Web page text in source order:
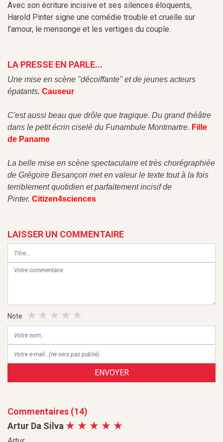
Avec son écriture incisive et ses silences éloquents,
Harold Pinter signe une comédie trouble et cruelle sur
l’amour, le mensonge et les vertiges du couple.
LA PRESSE EN PARLE...
Une mise en scène "décoiffante" et de jeunes acteurs
épatants. Causeur
C'est aussi beau que drôle que tragique. Du grand théâtre
dans le petit écrin ciselé du Funambule Montmartre. Fille
de Paname
La belle mise en scène spectaculaire et très chorégraphiée
de Grégoire Besançon met en valeur le texte tout à la fois
terriblement quotidien et parfaitement incisif de
Pinter. Citizen4sciences
LAISSER UN COMMENTAIRE
Note
ENVOYER
Commentaires (14)
Artur Da Silva